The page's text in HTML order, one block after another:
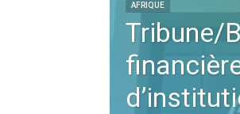
AFRIQUE
Tribune/